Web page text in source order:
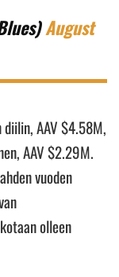
August
AAV $4.58M,
AAV $2.29M.
vuoden
olleen